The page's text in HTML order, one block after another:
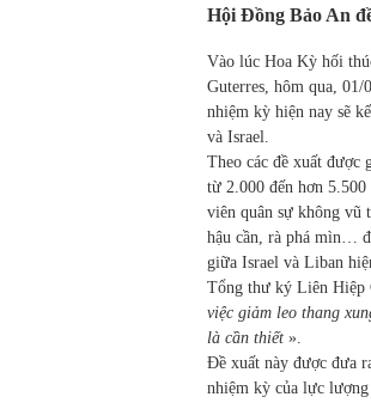
Hội Đồng Bảo An
Vào lúc Hoa Kỳ hối
Guterres, hôm qua,
nhiệm kỳ hiện nay sẽ
và Israel.
Theo các đề xuất được
từ 2.000 đến hơn
viên quân sự không vũ
hậu cần, rà phá mìn…
giữa Israel và Liban
Tổng thư ký Liên Hiệp
việc giảm leo thang
là cần thiết ».
Đề xuất này được đưa
nhiệm kỳ của lực